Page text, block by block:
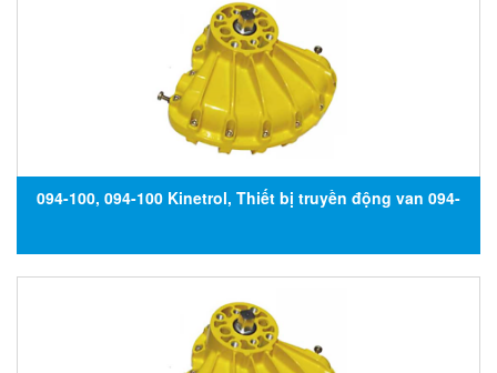
094-100, 094-100 Kinetrol, Thiết bị truyền động van 094-